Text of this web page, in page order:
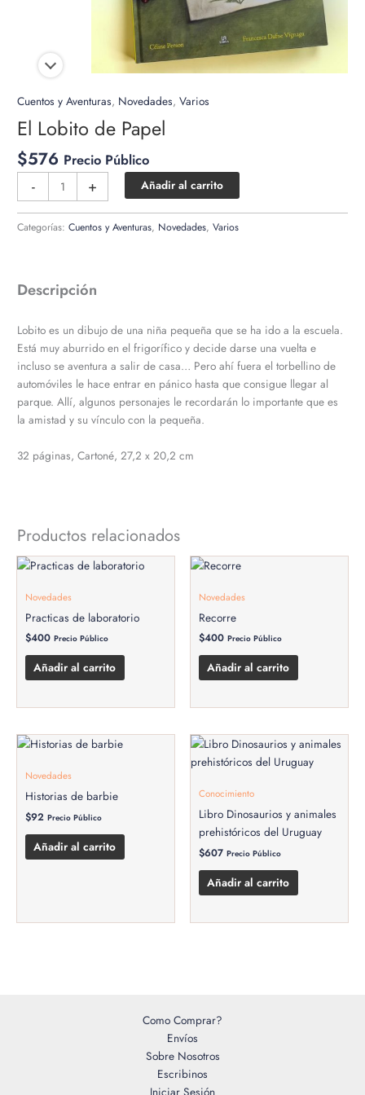
Cuentos y Aventuras, Novedades,Varios
El Lobito de Papel
$576 Precio Público
-
Lobito
de
Papel
+ Añadir al carrito
Categorías:Cuentos y Aventuras, Novedades,Varios
Descripción
Lobito es un dibujo de una niña pequeña que se ha ido a la escuela.
Está muy aburrido en el frigorífico y decide darse una vuelta e
incluso se aventura a salir de casa… Pero ahí fuera el torbellino de
automóviles le hace entrar en pánico hasta que consigue llegar al
parque. Allí, algunos personajes le recordarán lo importante que es
la amistad y su vínculo con la pequeña.
32 páginas, Cartoné, 27,2 x 20,2 cm
Productos relacionados
Novedades
Practicas de laboratorio
$400 Precio Público
Añadir al carrito
Novedades
Recorre
$400 Precio Público
Añadir al carrito
Novedades
Historias de barbie
$92 Precio Público
Añadir al carrito
Conocimiento
Libro Dinosaurios y animales
prehistóricos del Uruguay
$607 Precio Público
Añadir al carrito
Como Comprar?
Envíos
Sobre Nosotros
Escribinos
Iniciar Sesión